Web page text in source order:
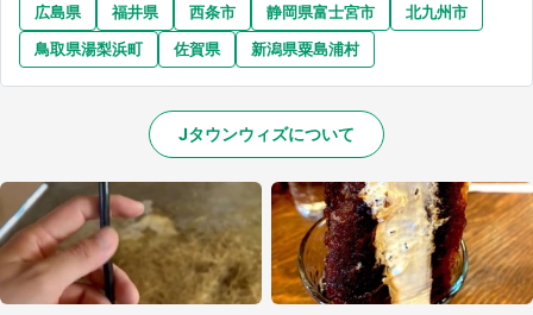
広島県 福井県 西条市 静岡県富士宮市
北九州市
鳥取県湯梨浜町
佐賀県 新潟県粟島浦村
Jタウンウィズについて